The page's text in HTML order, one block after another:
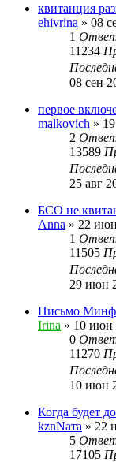
квитанция
ehivrina » 08
1
11234
08 сен
первое
malkovich »
2
13589
25 авг
БСО не
Anna » 22
1
11505
29 июн
Письмо
Irina » 10 июн
0
11270
10 июн
Когда будет
kznNaтa » 22
5
17105